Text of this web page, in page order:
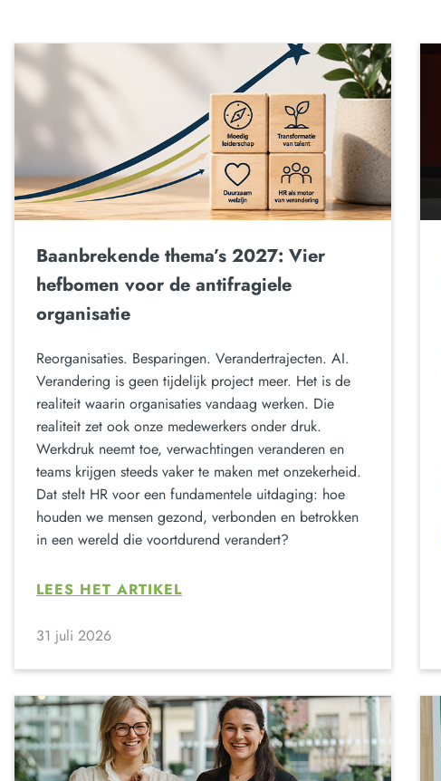
Baanbrekende thema’s 2027: Vier
hefbomen voor de antifragiele
organisatie
Reorganisaties. Besparingen. Verandertrajecten. AI.
Verandering is geen tijdelijk project meer. Het is de
realiteit waarin organisaties vandaag werken. Die
realiteit zet ook onze medewerkers onder druk.
Werkdruk neemt toe, verwachtingen veranderen en
teams krijgen steeds vaker te maken met onzekerheid.
Dat stelt HR voor een fundamentele uitdaging: hoe
houden we mensen gezond, verbonden en betrokken
in een wereld die voortdurend verandert?
LEES HET ARTIKEL
31 juli 2026